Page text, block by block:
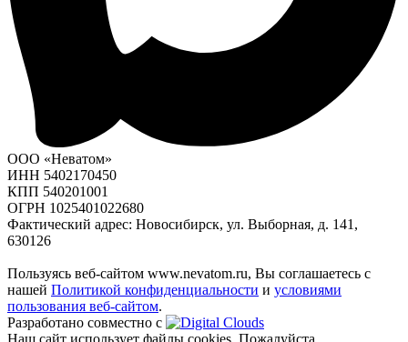
ООО «Неватом»
ИНН 5402170450
КПП 540201001
ОГРН 1025401022680
Фактический адрес: Новосибирск, ул. Выборная, д. 141,
630126
Пользуясь веб-сайтом www.nevatom.ru, Вы соглашаетесь с
нашей Политикой конфиденциальности и условиями
пользования веб-сайтом.
Разработано совместно с
Наш сайт использует файлы cookies. Пожалуйста,